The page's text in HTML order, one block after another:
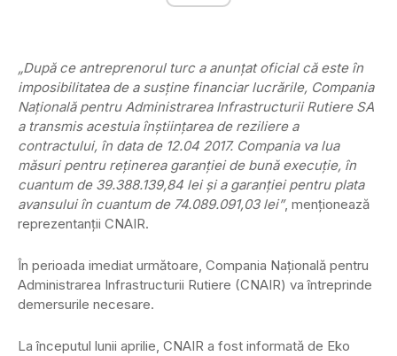
„După ce antreprenorul turc a anunţat oficial că este în
imposibilitatea de a susţine financiar lucrările, Compania
Naţională pentru Administrarea Infrastructurii Rutiere SA
a transmis acestuia înştiinţarea de reziliere a
contractului, în data de 12.04 2017. Compania va lua
măsuri pentru reţinerea garanţiei de bună execuţie, în
cuantum de 39.388.139,84 lei şi a garanţiei pentru plata
avansului în cuantum de 74.089.091,03 lei”, menţionează
reprezentanţii CNAIR.
În perioada imediat următoare, Compania Naţională pentru
Administrarea Infrastructurii Rutiere (CNAIR) va întreprinde
demersurile necesare.
La începutul lunii aprilie, CNAIR a fost informată de Eko